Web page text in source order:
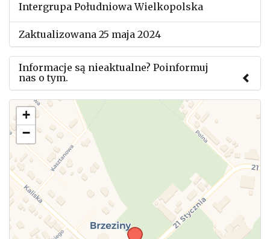
Intergrupa Południowa Wielkopolska
Zaktualizowana 25 maja 2024
Informacje są nieaktualne? Poinformuj
nas o tym.
Użyj tego formularza aby przesłać informację o
zmianach w powyższym mityngu.
+
−